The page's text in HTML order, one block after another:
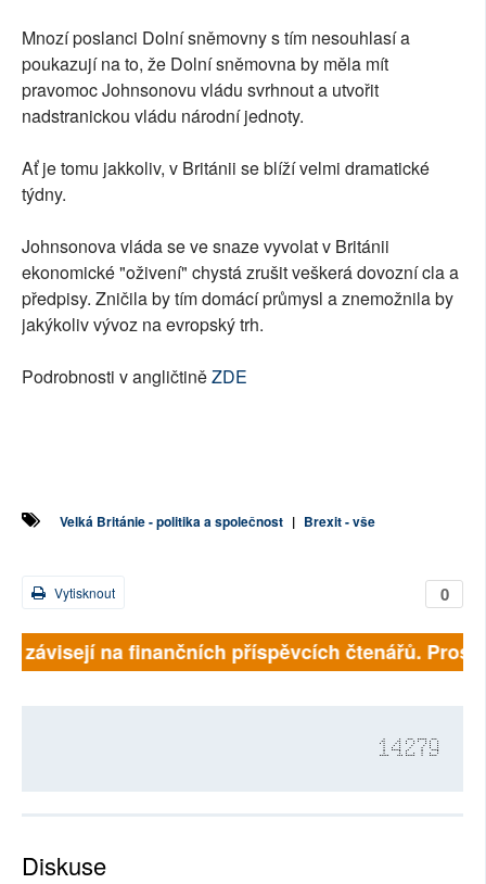
Mnozí poslanci Dolní sněmovny s tím nesouhlasí a
poukazují na to, že Dolní sněmovna by měla mít
pravomoc Johnsonovu vládu svrhnout a utvořit
nadstranickou vládu národní jednoty.
Ať je tomu jakkoliv, v Británii se blíží velmi dramatické
týdny.
Johnsonova vláda se ve snaze vyvolat v Británii
ekonomické "oživení" chystá zrušit veškerá dovozní cla a
předpisy. Zničila by tím domácí průmysl a znemožnila by
jakýkoliv vývoz na evropský trh.
Podrobnosti v angličtiněZDE
Velká Británie - politika a společnost | Brexit - vše
0
Vytisknout
závisejí na finančních příspěvcích čtenářů.
14279
Diskuse